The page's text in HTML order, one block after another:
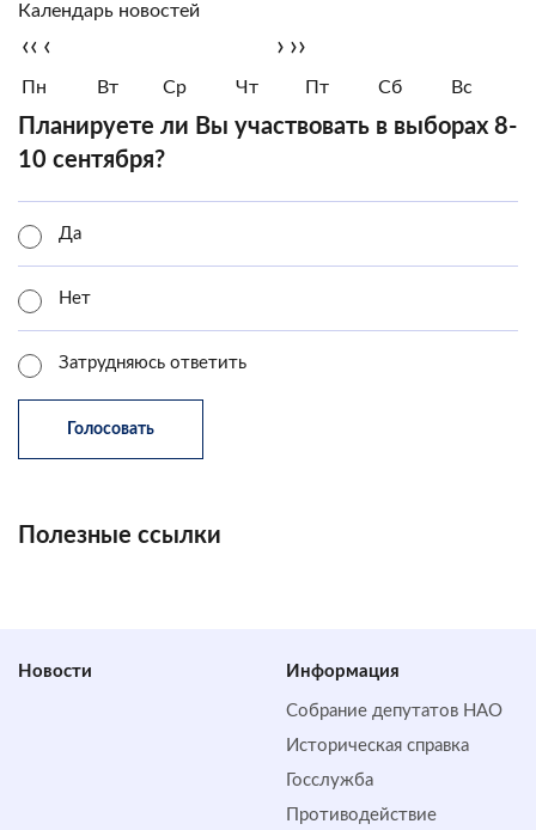
Календарь новостей
‹‹ ‹ › ››
Пн Вт Ср Чт Пт Сб Вс
Планируете ли Вы участвовать в выборах 8-
10 сентября?
Да
Нет
Затрудняюсь ответить
Полезные ссылки
Новости Информация
Собрание депутатов НАО
Историческая справка
Госслужба
Противодействие